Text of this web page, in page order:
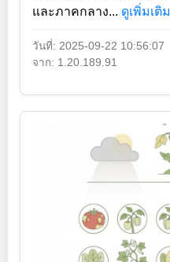
และภาคกลาง... ดูเพิ่มเติม
วันที่: 2025-09-22 10:56:07
จาก: 1.20.189.91